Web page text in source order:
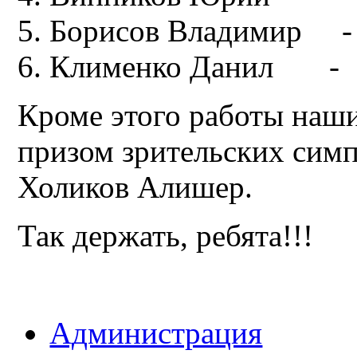
Борисов Владимир
Клименко Данил -
Кроме этого работы
призом зрительских
Холиков Алишер.
Так держать, ребята!!!
Администрация